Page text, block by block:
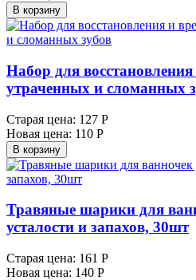
В корзину
Набор для
утраченных и сломанных
Старая цена: 127 Р
Новая цена: 110 Р
В корзину
Травяные шарики для
усталости и запахов, 30шт
Старая цена: 161 Р
Новая цена: 140 Р